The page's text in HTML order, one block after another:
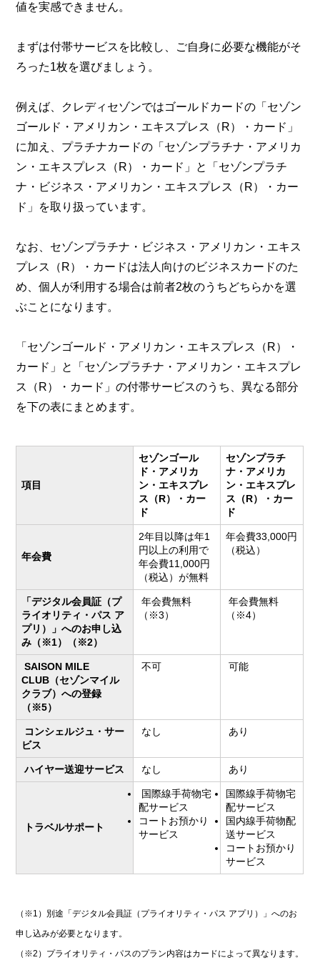
値を実感できません。
まずは付帯サービスを比較し、ご自身に必要な機能がそ
ろった1枚を選びましょう。
例えば、クレディセゾンではゴールドカードの「セゾン
ゴールド・アメリカン・エキスプレス（R）・カード」
に加え、プラチナカードの「セゾンプラチナ・アメリカ
ン・エキスプレス（R）・カード」と「セゾンプラチ
ナ・ビジネス・アメリカン・エキスプレス（R）・カー
ド」を取り扱っています。
なお、セゾンプラチナ・ビジネス・アメリカン・エキス
プレス（R）・カードは法人向けのビジネスカードのた
め、個人が利用する場合は前者2枚のうちどちらかを選
ぶことになります。
「セゾンゴールド・アメリカン・エキスプレス（R）・
カード」と「セゾンプラチナ・アメリカン・エキスプレ
ス（R）・カード」の付帯サービスのうち、異なる部分
を下の表にまとめます。
項目
セゾンゴール
ド・アメリカ
ン・エキスプレ
ス（R）・カー
ド
セゾンプラチ
ナ・アメリカ
ン・エキスプレ
ス（R）・カー
ド
年会費
2年目以降は年1
円以上の利用で
年会費11,000円
（税込）が無料
年会費33,000円
（税込）
「デジタル会員証（プ
ライオリティ・パス ア
プリ）」へのお申し込
み（※1）（※2）
年会費無料
（※3）
年会費無料
（※4）
SAISON MILE
CLUB（セゾンマイル
クラブ）への登録
（※5）
不可 可能
コンシェルジュ・サー
ビス
なし あり
ハイヤー送迎サービス なし あり
トラベルサポート
国際線手荷物宅
配サービス
コートお預かり
サービス
国際線手荷物宅
配サービス
国内線手荷物配
送サービス
コートお預かり
サービス
（※1）別途「デジタル会員証（プライオリティ・パス アプリ）」へのお
申し込みが必要となります。
（※2）プライオリティ・パスのプラン内容はカードによって異なります。